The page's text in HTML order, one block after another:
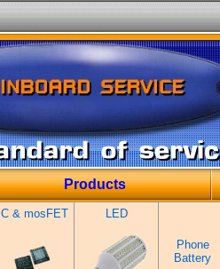
Products
IC & mosFET LED
Phone
Battery